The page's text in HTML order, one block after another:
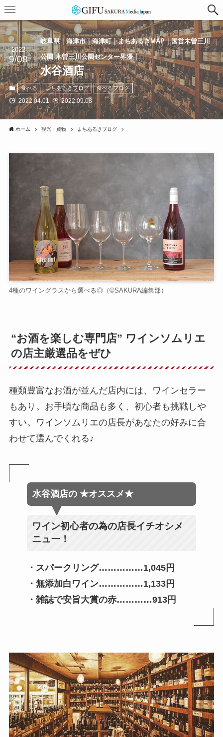
岐阜県｜海津市｜海津町｜まちあるきMAP｜国営木曽三川
公園 木曽三川公園センター界隈｜
水谷酒店
2022
9/08
食べる まちあるきブログ 食べるブログ
2022.04.01 2022.09.08
ホーム 観光・買物 まちあるきブログ
4種のワイングラスから選べる◎（©️SAKURA編集部）
“お酒を楽しむ専門店” ワインソムリエ
の店主厳選品をぜひ
種類豊富なお酒が並んだ店内には、ワインセラー
もあり。お手頃な商品も多く、初心者も挑戦しや
すい。ワインソムリエの店長があなたの好みに合
わせて選んでくれる♪
水谷酒店の ★オススメ★
ワイン初心者の為の店長イチオシメ
ニュー！
・スパークリング……………1,045円
・無添加白ワイン……………1,133円
・雑誌で安旨大賞の赤…………913円